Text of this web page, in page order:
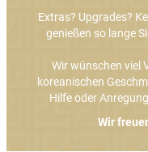
Extras? Upgrades?
genießen so lange
Wir wünschen viel
koreanischen
Hilfe oder
Wir